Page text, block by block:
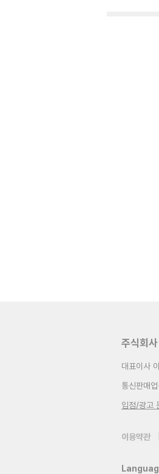
주식회사
대표이사
통신판매
입점/광고
이용약관